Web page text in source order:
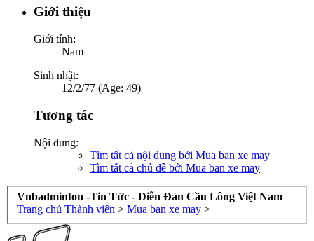
Giới thiệu
Giới tính:
Nam
Sinh nhật:
12/2/77 (Age: 49)
Tương tác
Nội dung:
Tìm tất cả nội dung bởi Mua ban xe may
Tìm tất cả chủ đề bởi Mua ban xe may
Vnbadminton -Tin Tức - Diễn Đàn Cầu Lông Việt Nam
Trang chủ Thành viên > Mua ban xe may >